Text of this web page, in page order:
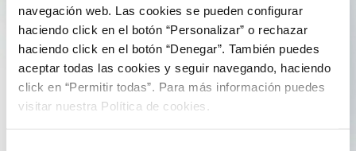
navegación web. Las cookies se pueden configurar
haciendo click en el botón “Personalizar” o rechazar
haciendo click en el botón “Denegar”. También puedes
aceptar todas las cookies y seguir navegando, haciendo
click en “Permitir todas”. Para más información puedes
visitar nuestra Política de cookies.
1 de octubre de 2025 comunicacion
Dos años de sinergias: Musel E-Hub reúne
a su consejo en las oficinas de Reganosa